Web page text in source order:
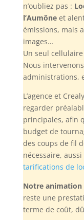
n’oubliez pas :
l’Aumôneet
émissions, mais
images…
Un seul
Nous
administrations,
L’agence et
regarder
principales, afin
budget de
des coups de fil
nécessaire,
tarifications de
Notre animation
reste une
terme de coût,